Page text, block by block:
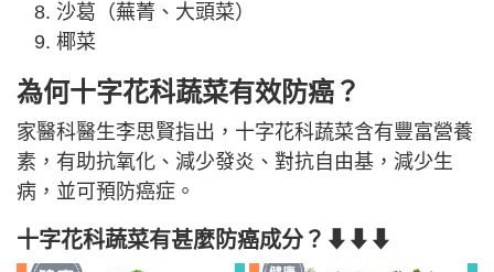
沙葛（蕪菁、大頭菜）
椰菜
為何十字花科蔬菜有效防癌？
家醫科醫生李思賢指出，十字花科蔬菜含有豐富營養
素，有助抗氧化、減少發炎、對抗自由基，減少生
病，並可預防癌症。
十字花科蔬菜有甚麼防癌成分？⬇⬇⬇